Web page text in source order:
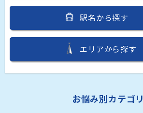
駅名から探す
エリアから探す
お悩み別カテゴリ